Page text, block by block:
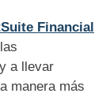
Financial
a llevar
manera más